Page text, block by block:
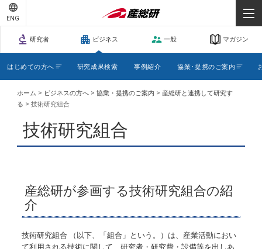
ENG
研究者 ビジネス 一般 マガジン
はじめての方へ 研究成果検索 事例紹介 協業･提携のご案内
ホーム > ビジネスの方へ >協業・提携のご案内 > 産総研と連携して研究す
る >技術研究組合
技術研究組合
産総研が参画する技術研究組合の紹
介
技術研究組合 （以下、「組合」という。）は、産業活動におい
て利用される技術に関して、研究者・研究費・設備等を出しあ